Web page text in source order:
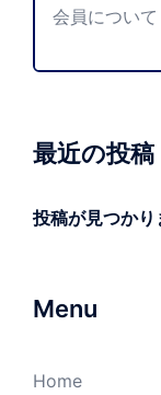
会員について
最近の投稿
投稿が見つかり
Menu
Home